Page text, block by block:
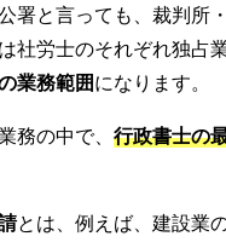
署と言っても、裁判所
社労士のそれぞれ独占
業務範囲になります。
務の中で、 行政書士の
とは、例えば、建設業